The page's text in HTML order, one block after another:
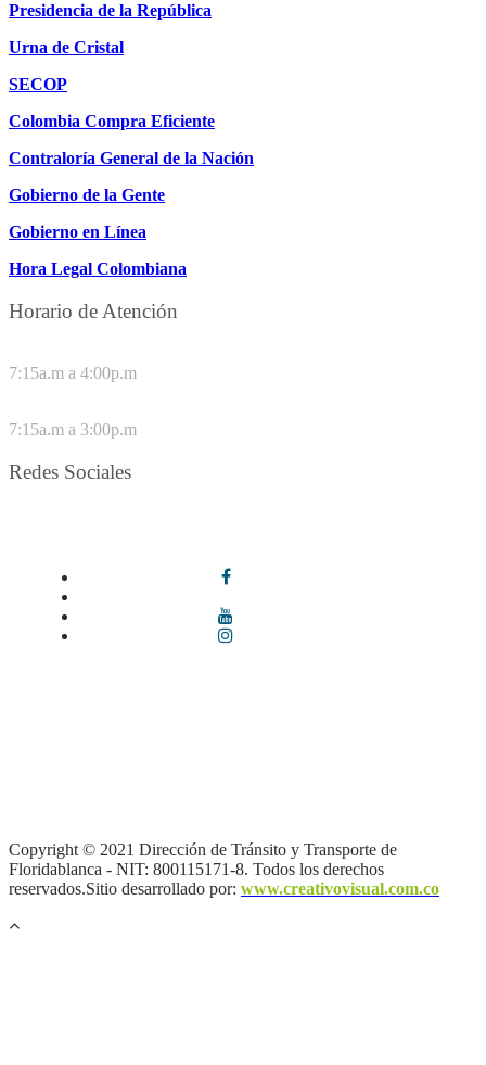
Presidencia de la República
Urna de Cristal
SECOP
Colombia Compra Eficiente
Contraloría General de la Nación
Gobierno de la Gente
Gobierno en Línea
Hora Legal Colombiana
Horario de Atención
7:15a.m a 4:00p.m
7:15a.m a 3:00p.m
Redes Sociales
Copyright © 2021 Dirección de Tránsito y Transporte de
Floridablanca - NIT: 800115171-8. Todos los derechos
reservados.Sitio desarrollado por: www.creativovisual.com.co